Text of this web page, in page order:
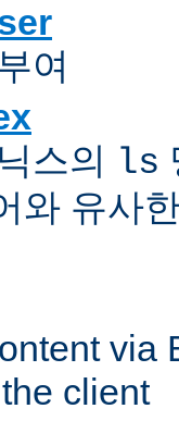
여
스의 ls
와 유사
via
client